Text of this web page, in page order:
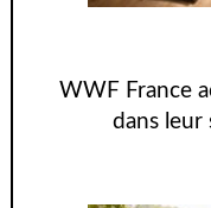
WWF France
dans